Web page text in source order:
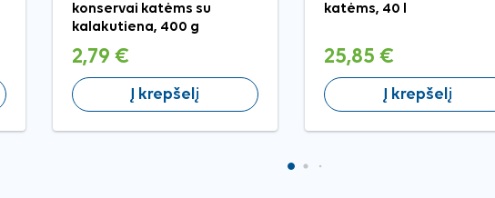
konservai katėms su
kalakutiena, 400 g
2,79 €
Į krepšelį
katėms, 40 l
25,85 €
Į krepšelį